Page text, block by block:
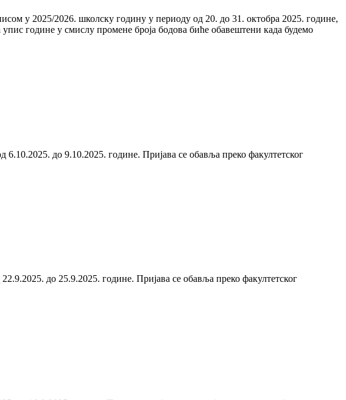
у 2025/2026. школску годину у периоду од 20. до 31. октобра 2025. године,
године у смислу промене броја бодова биће обавештени када будемо
6.10.2025. до 9.10.2025. године. Пријава се обавља преко факултетског
до 25.9.2025. године. Пријава се обавља преко факултетског